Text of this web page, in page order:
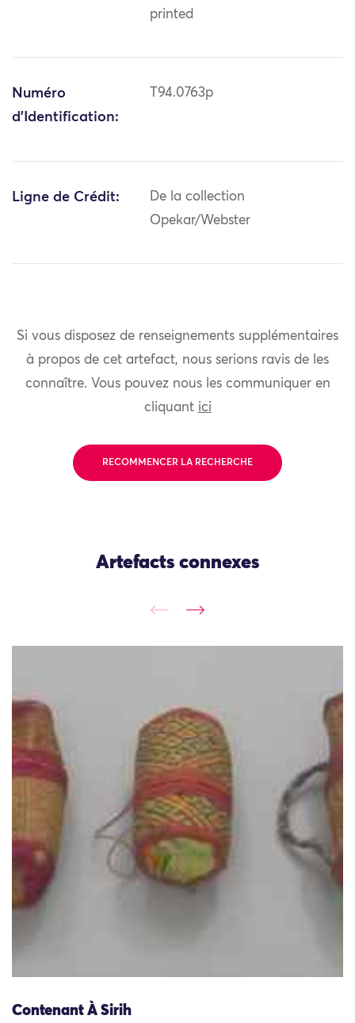
printed
Numéro
d'Identification:
T94.0763p
Ligne de Crédit:
De la collection
Opekar/Webster
Si vous disposez de renseignements supplémentaires
à propos de cet artefact, nous serions ravis de les
connaître. Vous pouvez nous les communiquer en
cliquant ici
RECOMMENCER LA RECHERCHE
Artefacts connexes
Contenant À Sirih